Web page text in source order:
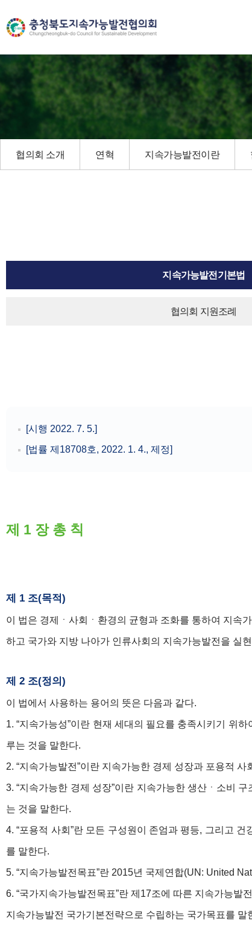
협의회 소개 연혁 지속가능발전이란
지속가능발전기본법
협의회 지원조례
[시행 2022. 7. 5.]
[법률 제18708호, 2022. 1. 4., 제정]
제 1 장 총 칙
제 1 조(목적)
이 법은 경제ㆍ사회ㆍ환경의 균형과 조화를 통하여 지속
하고 국가와 지방 나아가 인류사회의 지속가능발전을 실
제 2 조(정의)
이 법에서 사용하는 용어의 뜻은 다음과 같다.
1. “지속가능성”이란 현재 세대의 필요를 충족시키기 위
루는 것을 말한다.
2. “지속가능발전”이란 지속가능한 경제 성장과 포용적
3. “지속가능한 경제 성장”이란 지속가능한 생산ㆍ소비
는 것을 말한다.
4. “포용적 사회”란 모든 구성원이 존엄과 평등, 그리고
를 말한다.
5. “지속가능발전목표”란 2015년 국제연합(UN: United
6. “국가지속가능발전목표”란 제17조에 따른 지속가능
지속가능발전 국가기본전략으로 수립하는 국가목표를 말